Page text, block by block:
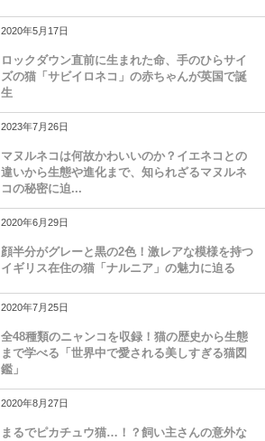
2020年5月17日
ロックダウン直前に生まれた命、手のひらサイ
ズの猫「サビイロネコ」の赤ちゃんが英国で誕
生
2023年7月26日
マヌルネコは何故かわいいのか？イエネコとの
違いから生態や進化まで、知られざるマヌルネ
コの秘密に迫...
2020年6月29日
顔半分がグレーと黒の2色！激レアな模様を持つ
イギリス在住の猫「ナルニア」の魅力に迫る
2020年7月25日
全48種類のニャンコを収録！猫の歴史から生態
まで学べる「世界中で愛される美しすぎる猫図
鑑」
2020年8月27日
まるでピカチュウ猫…！？飼い主さんの意外な